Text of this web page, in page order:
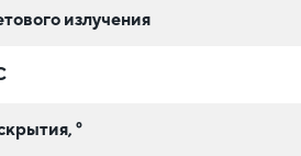
излучения
°